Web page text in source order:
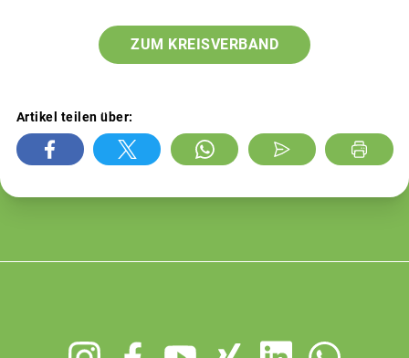
ZUM KREISVERBAND
Artikel teilen über: